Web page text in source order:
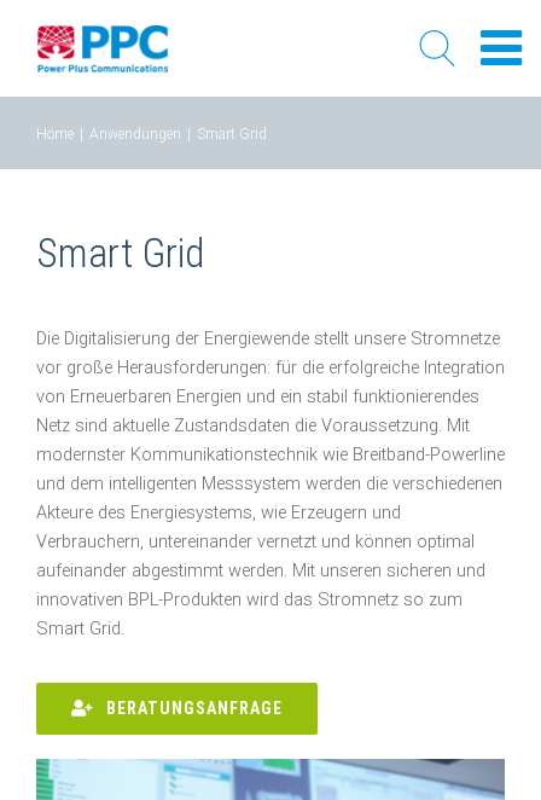
content
Home Anwendungen Smart Grid
Smart Grid
Die Digitalisierung der Energiewende stellt unsere Stromnetze
vor große Herausforderungen: für die erfolgreiche Integration
von Erneuerbaren Energien und ein stabil funktionierendes
Netz sind aktuelle Zustandsdaten die Voraussetzung. Mit
modernster Kommunikationstechnik wie Breitband-Powerline
und dem intelligenten Messsystem werden die verschiedenen
Akteure des Energiesystems, wie Erzeugern und
Verbrauchern, untereinander vernetzt und können optimal
aufeinander abgestimmt werden. Mit unseren sicheren und
innovativen BPL-Produkten wird das Stromnetz so zum
Smart Grid.
BERATUNGSANFRAGE